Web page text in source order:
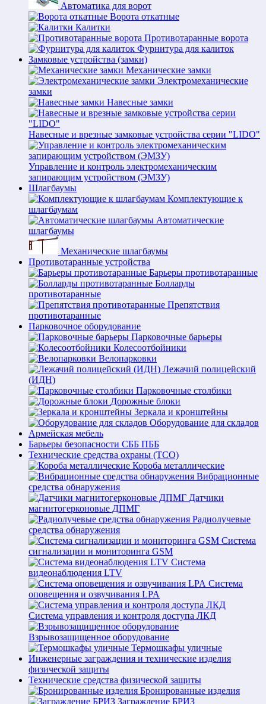
Автоматика для ворот
Ворота откатные
Калитки
Противотаранные ворота
Фурнитура для калиток
Замковые устройства (замки)
Механические замки
Электромеханические
замки
Навесные замки
Навесные и врезные замковые устройства серии "LIDO"
Управление и контроль электромеханическим
запирающим устройством (ЭМЗУ)
Шлагбаумы
Комплектующие к
шлагбаумам
Автоматические
шлагбаумы
Механические шлагбаумы
Противотаранные устройства
Барьеры противотаранные
Болларды
противотаранные
Препятствия
противотаранные
Парковочное оборудование
Парковочные барьеры
Колесоотбойники
Велопарковки
Лежачий полицейский
(ИДН)
Парковочные столбики
Дорожные блоки
Зеркала и кронштейны
Оборудование для складов
Армейская мебель
Барьеры безопасности СББ ПББ
Технические средства охраны (ТСО)
Короба металлические
Вибрационные
средства обнаружения
Датчики
магнитогерконовые ДПМГ
Радиолучевые
средства обнаружения
Система
сигнализации и мониторинга GSM
Система
видеонаблюдения LTV
Система
оповещения и озвучивания LPA
Система управления и контроля доступа ЛКД
Взрывозащищенное оборудование
Термошкафы уличные
Инженерные заграждения и технические изделия
физической защиты
Технические средства физической защиты
Бронированные изделия
Заграждение БРИЗ